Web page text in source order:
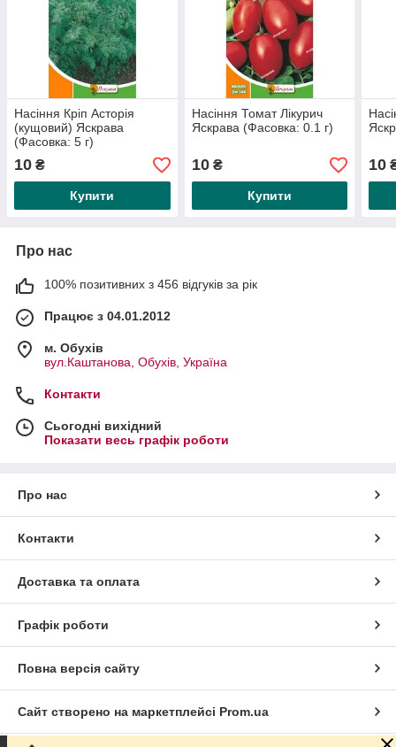
Насіння Кріп Асторія
(кущовий) Яскрава
(Фасовка: 5 г)
10 ₴
Купити
Насіння Томат Лікурич
Яскрава (Фасовка: 0.1 г)
10₴
Купити
10
Про нас
100% позитивних з 456 відгуків за рік
Працює з 04.01.2012
м. Обухів
вул.Каштанова, Обухів, Україна
Контакти
Сьогодні вихідний
Показати весь графік роботи
Про нас
Контакти
Доставка та оплата
Графік роботи
Повна версія сайту
Сайт створено на маркетплейсі Prom.ua